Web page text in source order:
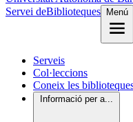
Servei deBiblioteques Menú
Serveis
Col·leccions
Coneix les
Informació per a...